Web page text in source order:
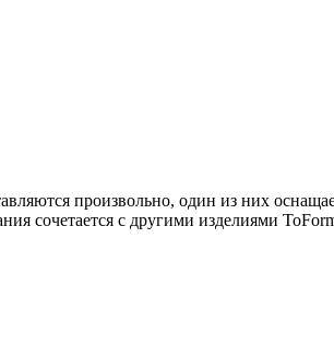
произвольно, один из них
сочетается с другими изделиями